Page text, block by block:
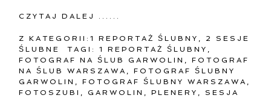
CZYTAJ DALEJ ......
Z KATEGORII:1 REPORTAŻ ŚLUBNY
2 SESJE
ŚLUBNE
TAGI:1 REPORTAŻ ŚLUBNY
FOTOGRAF NA ŚLUB GARWOLIN
,FOTOGRAF
NA ŚLUB WARSZAWA
,FOTOGRAF ŚLUBNY
GARWOLIN
,FOTOGRAF ŚLUBNY WARSZAWA
FOTOSZUBI
GARWOLIN ,PLENERY
SESJA